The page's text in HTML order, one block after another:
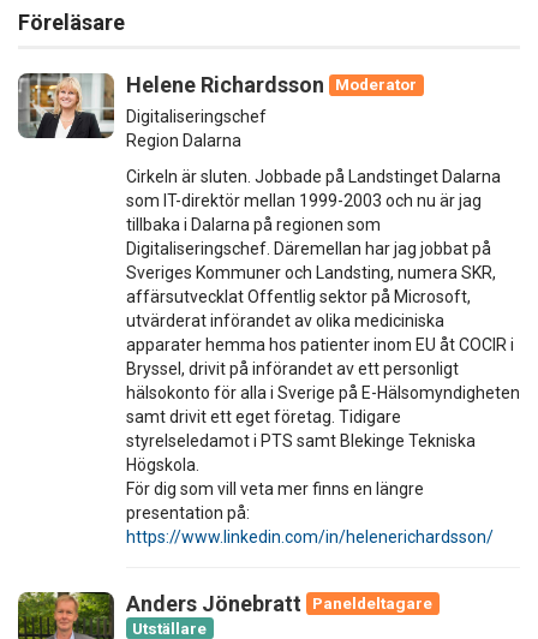
Föreläsare
Helene Richardsson
Moderator
Digitaliseringschef
Region Dalarna
Cirkeln är sluten. Jobbade på Landstinget Dalarna
som IT-direktör mellan 1999-2003 och nu är jag
tillbaka i Dalarna på regionen som
Digitaliseringschef. Däremellan har jag jobbat på
Sveriges Kommuner och Landsting, numera SKR,
affärsutvecklat Offentlig sektor på Microsoft,
utvärderat införandet av olika mediciniska
apparater hemma hos patienter inom EU åt COCIR i
Bryssel, drivit på införandet av ett personligt
hälsokonto för alla i Sverige på E-Hälsomyndigheten
samt drivit ett eget företag. Tidigare
styrelseledamot i PTS samt Blekinge Tekniska
Högskola.
För dig som vill veta mer finns en längre
presentation på:
https://www.linkedin.com/in/helenerichardsson/
Anders Jönebratt
Paneldeltagare
Utställare